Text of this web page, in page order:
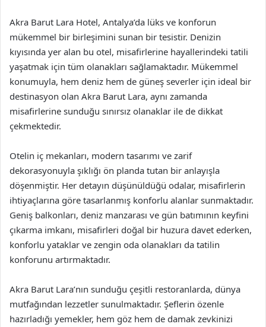
Akra Barut Lara Hotel, Antalya’da lüks ve konforun
mükemmel bir birleşimini sunan bir tesistir. Denizin
kıyısında yer alan bu otel, misafirlerine hayallerindeki tatili
yaşatmak için tüm olanakları sağlamaktadır. Mükemmel
konumuyla, hem deniz hem de güneş severler için ideal bir
destinasyon olan Akra Barut Lara, aynı zamanda
misafirlerine sunduğu sınırsız olanaklar ile de dikkat
çekmektedir.
Otelin iç mekanları, modern tasarımı ve zarif
dekorasyonuyla şıklığı ön planda tutan bir anlayışla
döşenmiştir. Her detayın düşünüldüğü odalar, misafirlerin
ihtiyaçlarına göre tasarlanmış konforlu alanlar sunmaktadır.
Geniş balkonları, deniz manzarası ve gün batımının keyfini
çıkarma imkanı, misafirleri doğal bir huzura davet ederken,
konforlu yataklar ve zengin oda olanakları da tatilin
konforunu artırmaktadır.
Akra Barut Lara’nın sunduğu çeşitli restoranlarda, dünya
mutfağından lezzetler sunulmaktadır. Şeflerin özenle
hazırladığı yemekler, hem göz hem de damak zevkinizi